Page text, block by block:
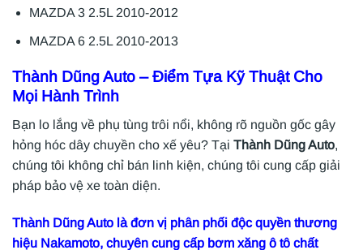
MAZDA 3 2.5L 2010-2012
MAZDA 6 2.5L 2010-2013
Thành Dũng Auto – Điểm Tựa Kỹ Thuật Cho
Mọi Hành Trình
Bạn lo lắng về phụ tùng trôi nổi, không rõ nguồn gốc gây
hỏng hóc dây chuyền cho xế yêu? Tại Thành Dũng Auto,
chúng tôi không chỉ bán linh kiện, chúng tôi cung cấp giải
pháp bảo vệ xe toàn diện.
Thành Dũng Auto là đơn vị phân phối độc quyền thương
hiệu Nakamoto, chuyên cung cấp bơm xăng ô tô chất